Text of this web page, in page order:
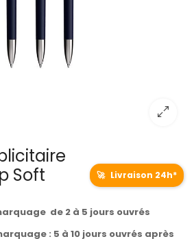
Soft
🚀 Livraison 24h*
de 2 à 5 jours ouvrés
: 5 à 10 jours ouvrés après